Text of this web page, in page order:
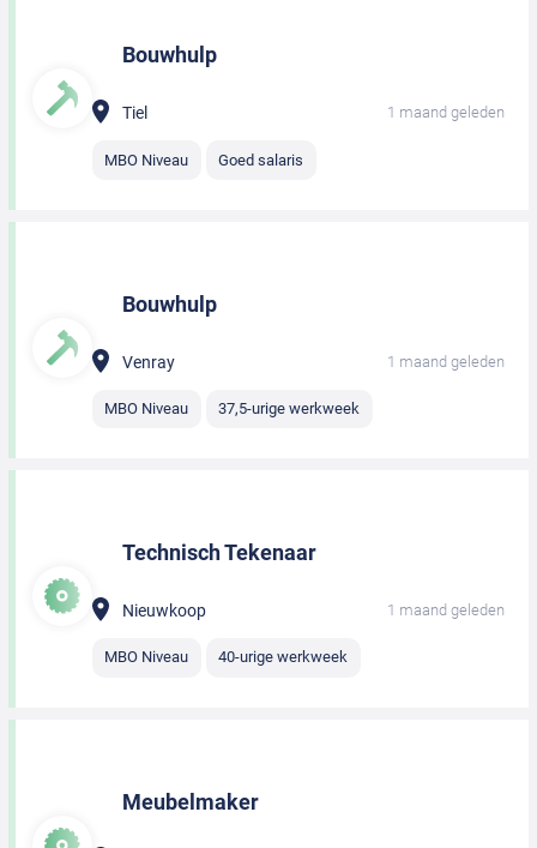
Bouwhulp
Tiel 1 maand geleden
MBO Niveau Goed salaris
Bouwhulp
Venray 1 maand geleden
MBO Niveau 37,5-urige werkweek
Technisch Tekenaar
Nieuwkoop 1 maand geleden
MBO Niveau 40-urige werkweek
Meubelmaker